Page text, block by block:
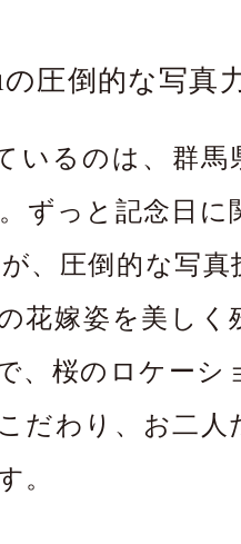
圧倒的な写真
いるのは、群馬
ずっと記念日
、圧倒的な写
花嫁姿を美しく
、桜のロケー
だわり、お二人
。